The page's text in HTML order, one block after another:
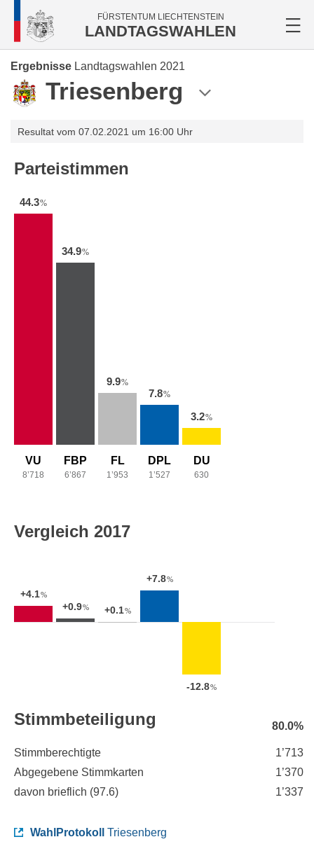
FÜRSTENTUM LIECHTENSTEIN
LANDTAGSWAHLEN
Ergebnisse Landtagswahlen 2021
Triesenberg
Resultat vom 07.02.2021 um 16:00 Uhr
Parteistimmen
44.3%
VU
8’718
34.9%
FBP
6’867
9.9%
FL
1’953
7.8%
DPL
1’527
3.2%
DU
630
Vergleich 2017
+4.1%
+0.9% +0.1%
+7.8%
-12.8%
Stimmbeteiligung 80.0%
Stimmberechtigte
1’713
Abgegebene Stimmkarten
1’370
davon brieflich (97.6) 1’337
WahlProtokoll Triesenberg